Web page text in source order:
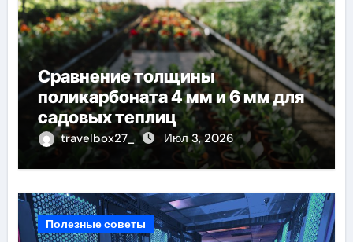
Сравнение толщины
поликарбоната 4 мм и 6 мм для
садовых теплиц
travelbox27_ Июл 3, 2026
Полезные советы